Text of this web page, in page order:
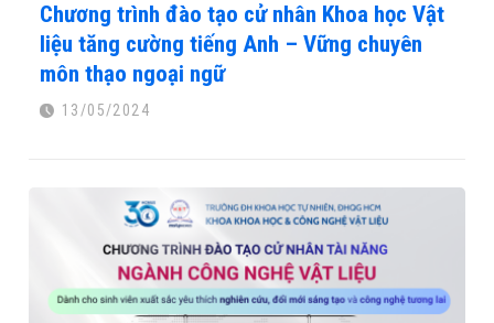
Chương trình đào tạo cử nhân Khoa học Vật
liệu tăng cường tiếng Anh – Vững chuyên
môn thạo ngoại ngữ
13/05/2024